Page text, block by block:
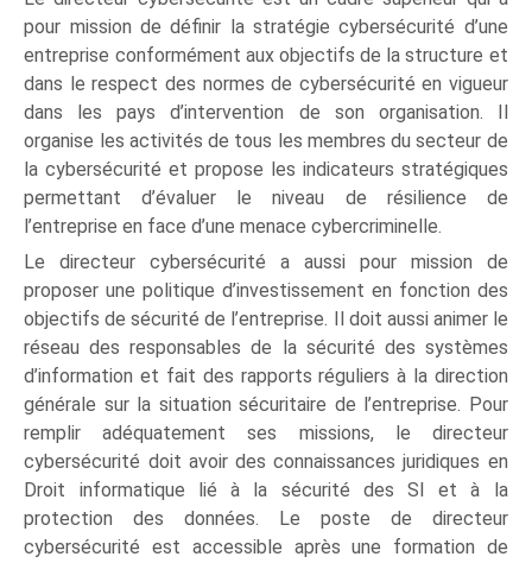
pour mission de définir la stratégie cybersécurité d’une
entreprise conformément aux objectifs de la structure et
dans le respect des normes de cybersécurité en vigueur
dans les pays d’intervention de son organisation. Il
organise les activités de tous les membres du secteur de
la cybersécurité et propose les indicateurs stratégiques
permettant d’évaluer le niveau de résilience de
l’entreprise en face d’une menace cybercriminelle.
Le directeur cybersécurité a aussi pour mission de
proposer une politique d’investissement en fonction des
objectifs de sécurité de l’entreprise. Il doit aussi animer le
réseau des responsables de la sécurité des systèmes
d’information et fait des rapports réguliers à la direction
générale sur la situation sécuritaire de l’entreprise. Pour
remplir adéquatement ses missions, le directeur
cybersécurité doit avoir des connaissances juridiques en
Droit informatique lié à la sécurité des SI et à la
protection des données. Le poste de directeur
cybersécurité est accessible après une formation de